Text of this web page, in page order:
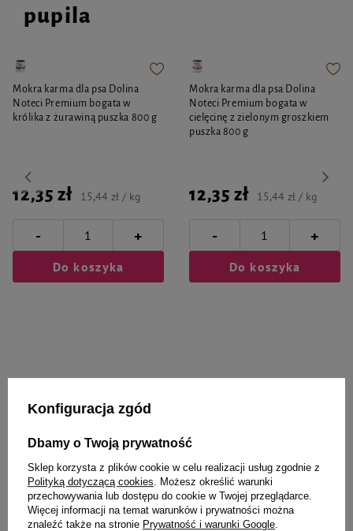
pupila
Mokra karma dla psa Dolina
Noteci Premium bogata w
królika z żurawiną puszka 800 g
12,35 zł 15,44 zł / kg
- +
Do koszyka
Mokra karma dla psa Dolina
Noteci Premium bogata w
cielęcinę z zielonym groszkiem
puszka 800 g
12,35 zł 15,44 zł / kg
- +
Do koszyka
Ciebie i Twojego czworonoga
Mleko zastępcze dla szczeniąt
bez butelki 300 g
Pokarm dla myszy Vitapol
Karmeo 500g
Konfiguracja zgód
Dbamy o Twoją prywatność
Sklep korzysta z plików cookie w celu realizacji usług zgodnie z
Polityką dotyczącą cookies. Możesz określić warunki
przechowywania lub dostępu do cookie w Twojej przeglądarce.
Więcej informacji na temat warunków i prywatności można
znaleźć także na stronie Prywatność i warunki Google.